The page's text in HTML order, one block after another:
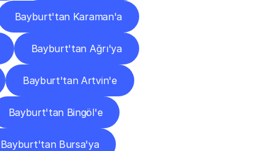
Bayburt'tan Karaman'a
Bayburt'tan Ağrı'ya
Bayburt'tan Artvin'e
Bayburt'tan Bingöl'e
Bayburt'tan Bursa'ya